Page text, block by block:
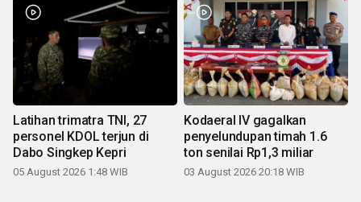
Latihan trimatra TNI, 27
personel KDOL terjun di
Dabo Singkep Kepri
05 August 2026 1:48 WIB
Kodaeral IV gagalkan
penyelundupan timah 1.6
ton senilai Rp1,3 miliar
03 August 2026 20:18 WIB